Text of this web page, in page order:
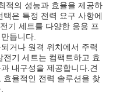
적의 성능과 효율을 제공하
은 특정 전력 요구 사항에
기 세트를 다양한 응용 프
듭니다.
거나 원격 위치에서 주력
기 세트는 컴팩트하고 효
내구성을 제공합니다.견
효율적인 전력 솔루션을 찾